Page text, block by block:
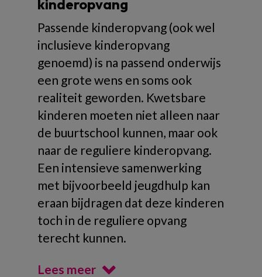
kinderopvang
Passende kinderopvang (ook wel
inclusieve kinderopvang
genoemd) is na passend onderwijs
een grote wens en soms ook
realiteit geworden. Kwetsbare
kinderen moeten niet alleen naar
de buurtschool kunnen, maar ook
naar de reguliere kinderopvang.
Een intensieve samenwerking
met bijvoorbeeld jeugdhulp kan
eraan bijdragen dat deze kinderen
toch in de reguliere opvang
terecht kunnen.
Lees meer